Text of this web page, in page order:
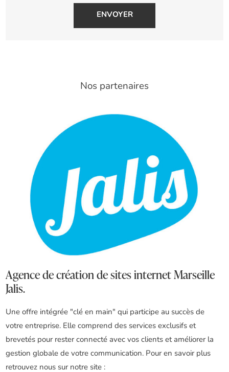
Nos partenaires
Agence de création de sites internet Marseille
Jalis.
Une offre intégrée "clé en main" qui participe au succès de
votre entreprise. Elle comprend des services exclusifs et
brevetés pour rester connecté avec vos clients et améliorer la
gestion globale de votre communication. Pour en savoir plus
retrouvez nous sur notre site :